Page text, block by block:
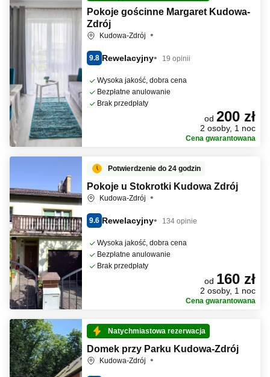
Pokoje gościnne Margaret Kudowa-
Zdrój
Kudowa-Zdrój
9.8 Rewelacyjny 19 opinii
Wysoka jakość, dobra cena
Bezpłatne anulowanie
Brak przedpłaty
od 200 zł
2 osoby, 1 noc
Cena gwarantowana
Potwierdzenie do 24 godzin
Pokoje u Stokrotki Kudowa Zdrój
Kudowa-Zdrój
9.6 Rewelacyjny 134 opinie
Wysoka jakość, dobra cena
Bezpłatne anulowanie
Brak przedpłaty
od 160 zł
2 osoby, 1 noc
Cena gwarantowana
Natychmiastowa rezerwacja
Domek przy Parku Kudowa-Zdrój
Kudowa-Zdrój